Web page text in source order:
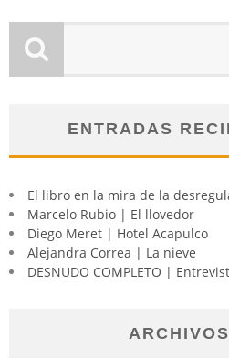
ENTRADAS
El libro en la mira de la
Marcelo Rubio | El llovedor
Diego Meret | Hotel Acapulco
Alejandra Correa | La nieve
DESNUDO COMPLETO |
ARCHIVOS